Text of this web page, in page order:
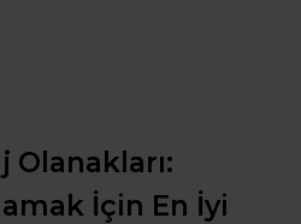
Olanakları:
İçin En İyi